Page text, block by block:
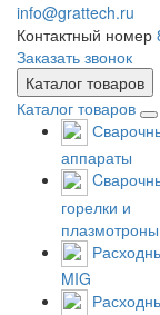
info@grattech.ru
Контактный номер
Заказать звонок
Каталог товаров
Каталог товаров
аппараты
горелки и
плазмотроны
MIG